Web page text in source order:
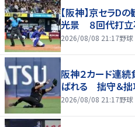
【阪神】京セラD
光景 ８回代打立
2026/08/08 21:17野球
阪神２カード連
ばれる 拙守＆拙
2026/08/08 21:17野球